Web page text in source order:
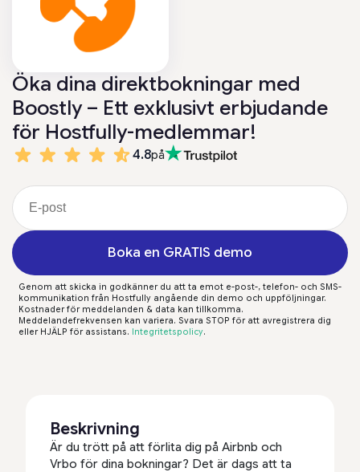
Öka dina direktbokningar med
Boostly – Ett exklusivt erbjudande
för Hostfully-medlemmar!
4.8på
Boka en GRATIS demo
Genom att skicka in godkänner du att ta emot e-post-, telefon- och SMS-
kommunikation från Hostfully angående din demo och uppföljningar.
Kostnader för meddelanden & data kan tillkomma.
Meddelandefrekvensen kan variera. Svara STOP för att avregistrera dig
eller HJÄLP för assistans. Integritetspolicy.
Beskrivning
Är du trött på att förlita dig på Airbnb och
Vrbo för dina bokningar? Det är dags att ta